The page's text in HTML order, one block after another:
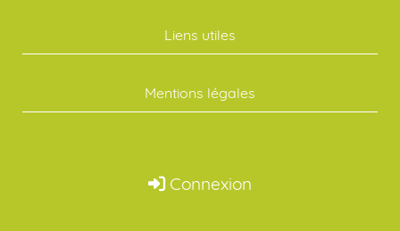
Liens utiles
Mentions légales
Connexion